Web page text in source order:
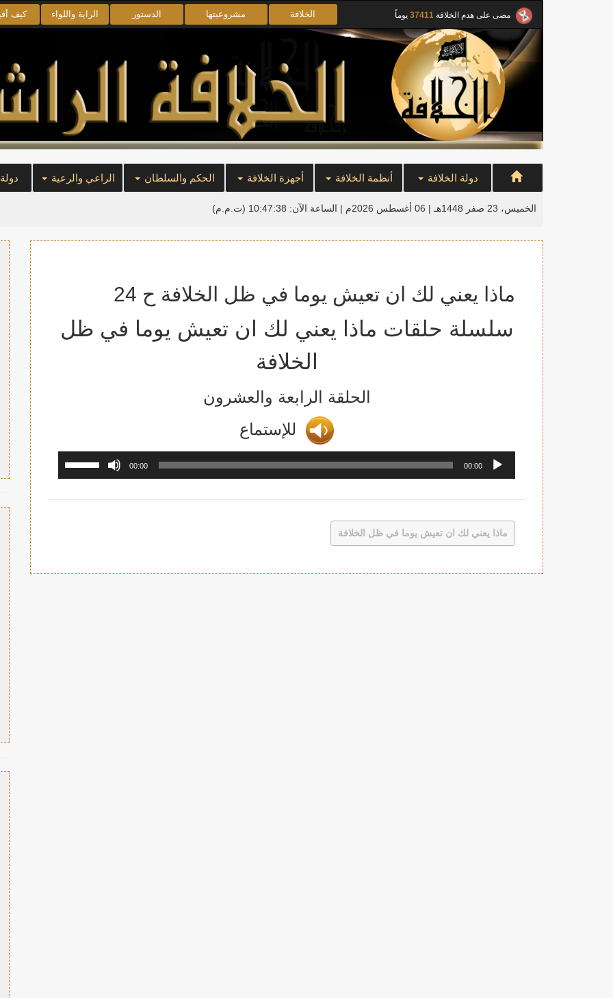
مضى على هدم الخلافة 37411 يوماً الخلافة مشروعيتها الدستور الراية واللواء كيف
دولة الخلافة أنظمة الخلافة أجهزة الخلافة الحكم والسلطان الراعي والرعية
الخميس، 23 صفر 1448هـ | 06 أغسطس 2026م | الساعة الآن: 10:47:38 (ت.م.م)
ماذا يعني لك ان تعيش يوما في ظل الخلافة ح 24
سلسلة حلقات ماذا يعني لك ان تعيش يوما في ظل
الخلافة
الحلقة الرابعة والعشرون
للإستماع
00:00
00:00
خفض
ماذا يعني لك ان تعيش يوما في ظل الخلافة